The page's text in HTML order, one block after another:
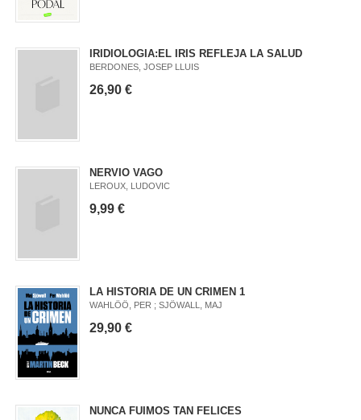
IRIDIOLOGIA:EL IRIS REFLEJA LA SALUD
BERDONES, JOSEP LLUIS
26,90 €
NERVIO VAGO
LEROUX, LUDOVIC
9,99 €
LA HISTORIA DE UN CRIMEN 1
WAHLÖÖ, PER ; SJÖWALL, MAJ
29,90 €
NUNCA FUIMOS TAN FELICES